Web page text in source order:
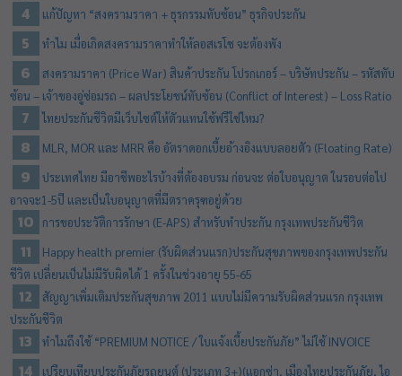
แก้ปัญหา “สงครามราคา + ธุรกรรมทับซ้อน” ธุรกิจประกัน
ทำไม เมื่อเกิดสงครามราคาทำให้ลอสเรโช จะต้องพัง
สงครามราคา (Price War) สินค้าประกัน โปรกเกอร์ – บริษัทประกัน – รหัสทับ
ซ้อน – เจ้าของอู่ซ่อมรถ – ผลประโยชน์ทับซ้อน (Conflict of Interest) – Loss Ratio
ไทยประกันชีวิตมีเว็บไซต์ให้ตัวแทนใช้ฟรีใช่ไหม?
MLR, MOR และ MRR คือ อัตราดอกเบี้ยอ้างอิงแบบลอยตัว (Floating Rate)
ประเทศไทย มีอาชีพอะไรบ้างที่ต้องอบรม ก่อนจะ ต่อใบอนุญาต ในรอบต่อไป
อาจจะ1-5ปี และเป็นใบอนุญาตที่มีตราครุฑอยู่ด้วย
การขอประวัติการรักษา (E-APS) สำหรับทำประกัน กรุงเทพประกันชีวิต
Happy health premier (รับผิดส่วนแรก)​ประกันสุขภาพของกรุงเทพประกัน
ชีวิต เปลี่ยนเป็นไม่มีรับผิดได้ 1 ครั้งในช่วงอายุ 55-65
สัญญาเพิ่มเติมประกันสุขภาพ 2011 แบบไม่มีความรับผิดส่วนแรก กรุงเทพ
ประกันชีวิต
ทำไมถึงใช้ “PREMIUM NOTICE / ใบแจ้งเบี้ยประกันภัย” ไม่ใช้ INVOICE
เปรียบเทียบประกันภัยรถยนต์ (ประเภท 3+)(แอกซ่า, เมืองไทยประกันภัย, ไอ